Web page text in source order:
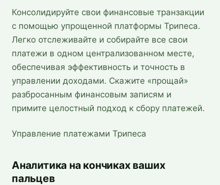
Консолидируйте свои финансовые транзакции
с помощью упрощенной платформы Трипеса.
Легко отслеживайте и собирайте все свои
платежи в одном централизованном месте,
обеспечивая эффективность и точность в
управлении доходами. Скажите «прощай»
разбросанным финансовым записям и
примите целостный подход к сбору платежей.
Управление платежами Трипеса
Аналитика на кончиках ваших
пальцев